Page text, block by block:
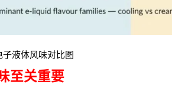
子液体风味对比图
至关重要